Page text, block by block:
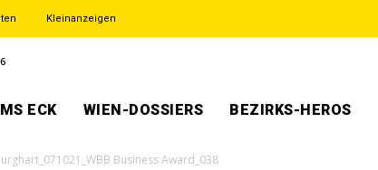
Kleinanzeigen
ECK WIEN-DOSSIERS BEZIRKS-HEROS
Business Award_038